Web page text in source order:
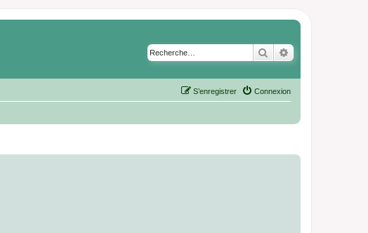
RechercherRecherche
Connexion
S’enregistrer